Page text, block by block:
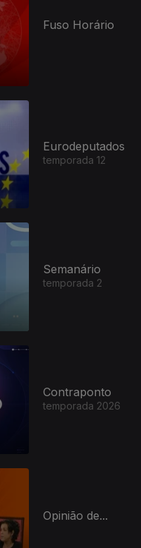
Fuso Horário
Eurodeputados
temporada 12
Semanário
temporada 2
Contraponto
temporada 2026
Opinião de...